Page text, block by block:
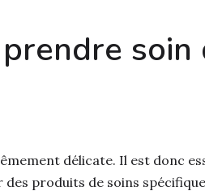
soin
délicate. Il est donc
produits de soins